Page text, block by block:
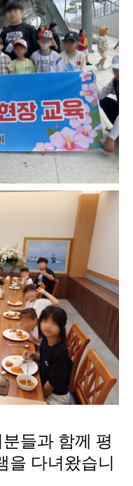
들과 함께 평
을 다녀왔습니